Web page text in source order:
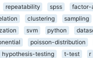
repeatability spss factor-
clustering sampling
svm python
poisson-distribution
hypothesis-testing t-test r